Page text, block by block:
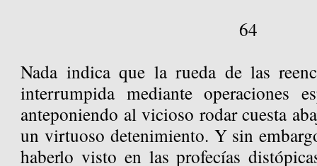
64
Nada indica que la rueda de las
interrumpida mediante operaciones
anteponiendo al vicioso rodar cuesta
un virtuoso detenimiento. Y sin
haberlo visto en las profecías